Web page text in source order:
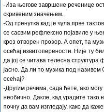
-Иза његове завршене реченице
скривеним значењем.
-Од тренутка кад је чула прве
се сасвим рефлексно појавиле у
кроз отворен прозор. А опет, та
осећај извитоперености. Није ту
да јој се читава телесна
јасно. Да ли то музика под
осећај?
-Другим речима, сада ћете, ако
необично. Дакле, кад урадите тако
почну да вам изгледају, како да